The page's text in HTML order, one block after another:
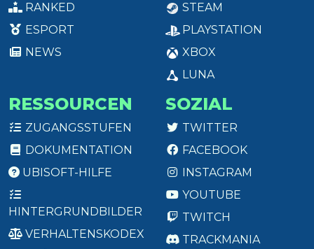
RANKED
ESPORT
NEWS
STEAM
PLAYSTATION
XBOX
LUNA
RESSOURCEN
ZUGANGSSTUFEN
DOKUMENTATION
UBISOFT-HILFE
HINTERGRUNDBILDER
VERHALTENSKODEX
SOZIAL
TWITTER
FACEBOOK
INSTAGRAM
YOUTUBE
TWITCH
TRACKMANIA